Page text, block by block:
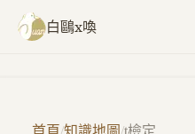
跳至主要內容
白鷗x喚
首頁/知識地圖/t檢定